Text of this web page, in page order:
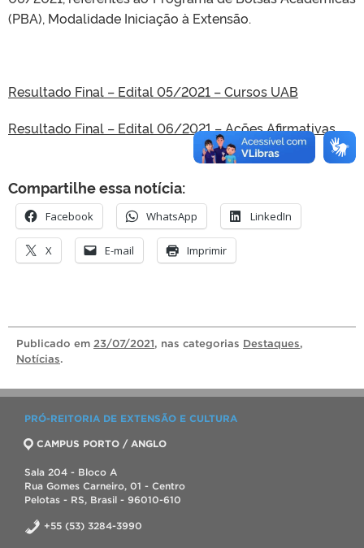
(PBA), Modalidade Iniciação à Extensão.
Resultado Final – Edital 05/2021 – Cursos UAB
Resultado Final – Edital 06/2021 – Ações Afirmativas
Compartilhe essa notícia:
Facebook WhatsApp LinkedIn
X E-mail Imprimir
Publicado em 23/07/2021, nas categorias Destaques,
Notícias.
PRÓ-REITORIA DE EXTENSÃO E CULTURA
CAMPUS PORTO / ANGLO
Sala 204 - Bloco A
Rua Gomes Carneiro, 01 - Centro
Pelotas - RS, Brasil - 96010-610
+55 (53) 3284-3990